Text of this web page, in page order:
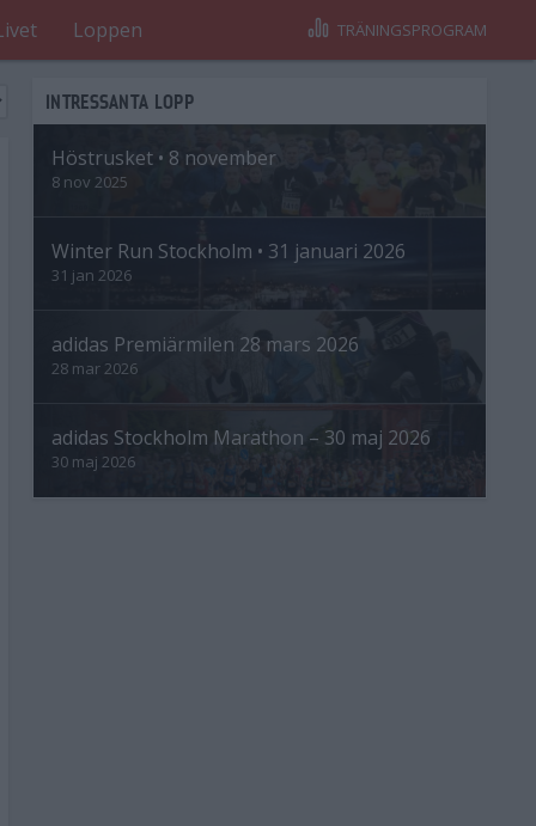
Loppen TRÄNINGSPROGRAM
INTRESSANTA LOPP
Höstrusket • 8 november
8 nov 2025
Winter Run Stockholm • 31 januari 2026
31 jan 2026
adidas Premiärmilen 28 mars 2026
28 mar 2026
adidas Stockholm Marathon – 30 maj 2026
30 maj 2026